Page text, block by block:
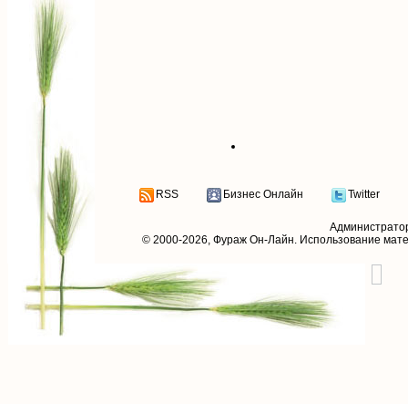
RSS Бизнес Онлайн Twitter
© 2000-2026, Фураж Он-Лайн. Использование